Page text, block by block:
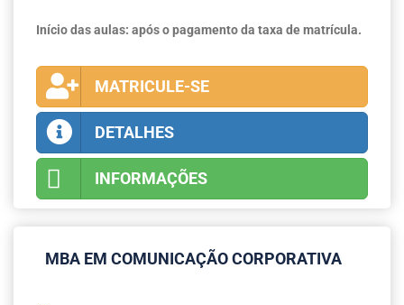
Início das aulas: após o pagamento da taxa de matrícula.
MATRICULE-SE
DETALHES
INFORMAÇÕES
MBA EM COMUNICAÇÃO CORPORATIVA